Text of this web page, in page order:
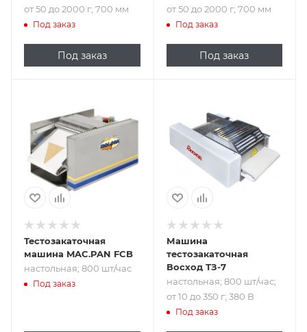
от 50 до 2000 г; 700 мм
Под заказ
Под заказ
от 50 до 2000 г; 700 мм
Под заказ
Под заказ
настольная; 800
шт/час
Тестозакаточная
машина MAC.PAN FCB
настольная; 800 шт/час
Под заказ
настольная; 800
шт/час; от 10 до
350 г; 380 В
Машина
тестозакаточная
Восход ТЗ-7
настольная; 800 шт/час;
от 10 до 350 г; 380 В
Под заказ